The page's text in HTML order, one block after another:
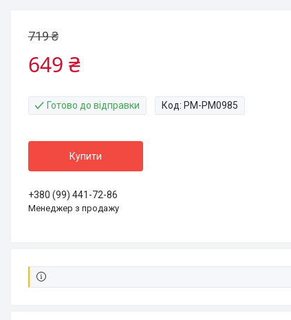
719 ₴
649 ₴
Готово до відправки Код: PM-PM0985
Купити
+380 (99) 441-72-86
Менеджер з продажу